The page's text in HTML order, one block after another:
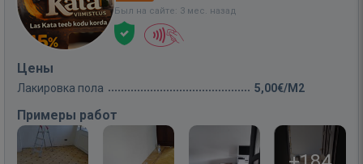
Был на сайте: 3 мес. назад
Цены
Лакировка пола 5,00€/M2
Примеры работ